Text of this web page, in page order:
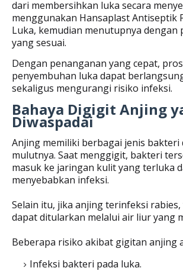
dari membersihkan luka secara
menggunakan Hansaplast Antiseptik
Luka, kemudian menutupnya dengan
yang sesuai.
Dengan penanganan yang cepat,
penyembuhan luka dapat
sekaligus mengurangi risiko infeksi.
Bahaya Digigit Anjing
Diwaspadai
Anjing memiliki berbagai jenis bakteri
mulutnya. Saat menggigit, bakteri
masuk ke jaringan kulit yang terluka
menyebabkan infeksi.
Selain itu, jika anjing terinfeksi
dapat ditularkan melalui air liur yang
Beberapa risiko akibat gigitan anjing
Infeksi bakteri pada luka.